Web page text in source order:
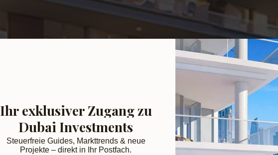
Ihr exklusiver Zugang zu
Dubai Investments
Steuerfreie Guides, Markttrends & neue
Projekte – direkt in Ihr Postfach.